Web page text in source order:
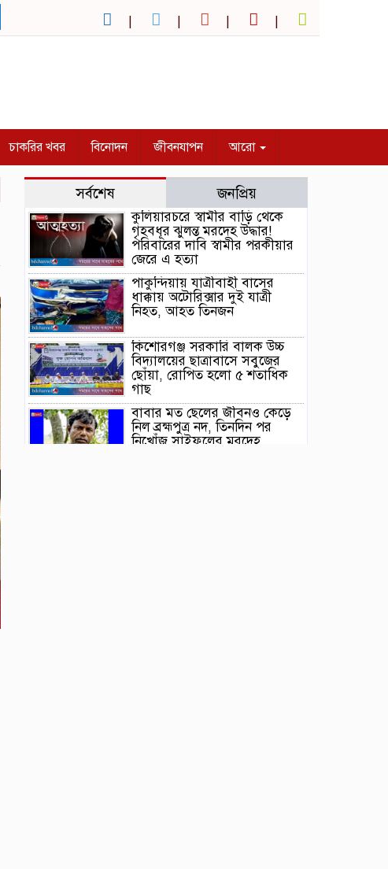
চাকরির খবর বিনোদন জীবনযাপন আরো
সর্বশেষ জনপ্রিয়
কুলিয়ারচরে স্বামীর বাড়ি থেকে
গৃহবধূর ঝুলন্ত মরদেহ উদ্ধার!
পরিবারের দাবি স্বামীর পরকীয়ার
জেরে এ হত্যা
পাকুন্দিয়ায় যাত্রীবাহী বাসের
ধাক্কায় অটোরিক্সার দুই যাত্রী
নিহত, আহত তিনজন
কিশোরগঞ্জ সরকারি বালক উচ্চ
বিদ্যালয়ের ছাত্রাবাসে সবুজের
ছোঁয়া, রোপিত হলো ৫ শতাধিক
গাছ
বাবার মত ছেলের জীবনও কেড়ে
নিল ব্রহ্মপুত্র নদ, তিনদিন পর
নিখোঁজ সাইফুলের মরদেহ